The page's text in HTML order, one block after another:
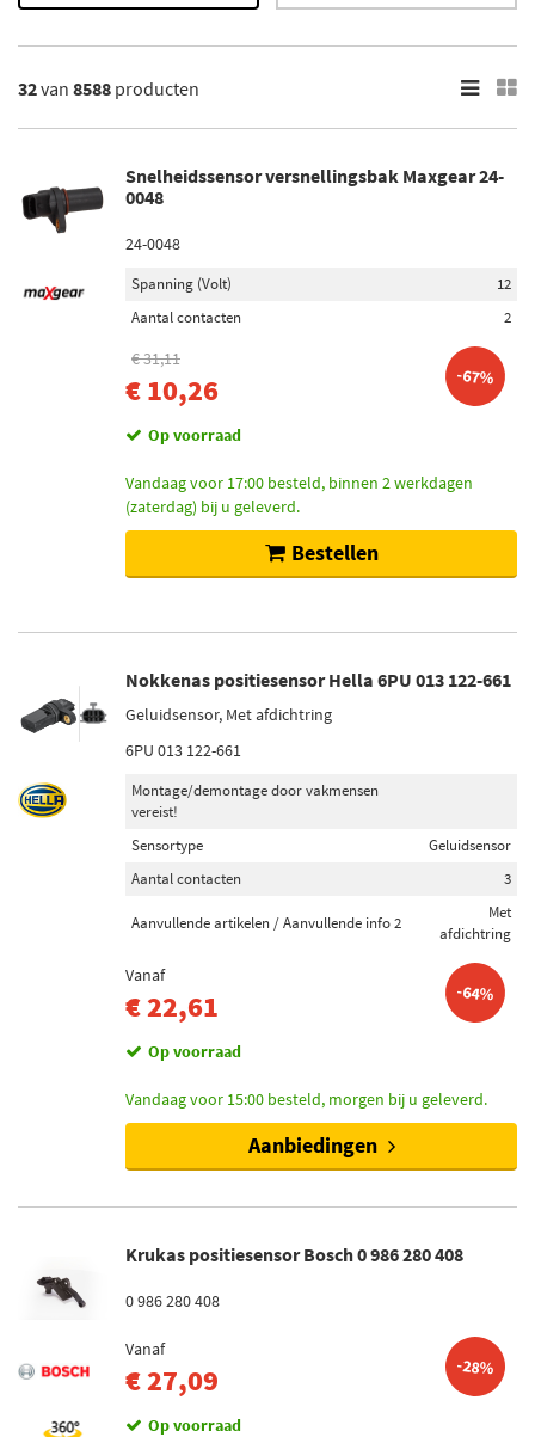
Alfa Romeo
Alpina
×
Resultaten
×
Merken
Bosch (489)
Febi Bilstein (251)
Valeo (337)
FAE (312)
Blue Print (166)
Toerentalsensor (37)
Afstand sensor (1)
Voorraad
Niet op voorraad (5688)
Op voorraad (2900)
32van 8588 producten
Snelheidssensor versnellingsbak Maxgear 24-
0048
24-0048
Spanning (Volt)
12
Aantal contacten
2
€ 31,11
€ 10,26 -67%
Op voorraad
Vandaag voor 17:00 besteld, binnen 2 werkdagen
(zaterdag) bij u geleverd.
Bestellen
Nokkenas positiesensor Hella 6PU 013 122-661
Geluidsensor, Met afdichtring
6PU 013 122-661
Montage/demontage door vakmensen
vereist!
Sensortype
Geluidsensor
Aantal contacten
3
Aanvullende artikelen / Aanvullende info 2
Met
afdichtring
Vanaf
€ 22,61 -64%
Op voorraad
Vandaag voor 15:00 besteld, morgen bij u geleverd.
Aanbiedingen
Krukas positiesensor Bosch 0 986 280 408
0 986 280 408
Vanaf
€ 27,09 -28%
Op voorraad